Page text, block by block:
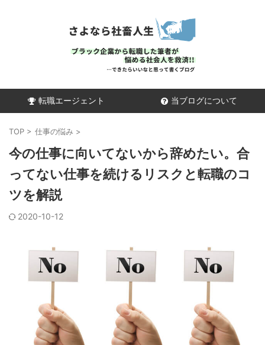
転職エージェント 当ブログについて
TOP > 仕事の悩み >
今の仕事に向いてないから辞めたい。合
ってない仕事を続けるリスクと転職のコ
ツを解説
2020-10-12